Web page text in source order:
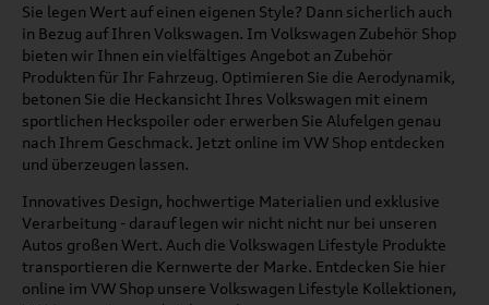
Sie legen Wert auf einen eigenen Style? Dann sicherlich auch
in Bezug auf Ihren Volkswagen. Im Volkswagen Zubehör Shop
bieten wir Ihnen ein vielfältiges Angebot an Zubehör
Produkten für Ihr Fahrzeug. Optimieren Sie die Aerodynamik,
betonen Sie die Heckansicht Ihres Volkswagen mit einem
sportlichen Heckspoiler oder erwerben Sie Alufelgen genau
nach Ihrem Geschmack. Jetzt online im VW Shop entdecken
und überzeugen lassen.
Innovatives Design, hochwertige Materialien und exklusive
Verarbeitung - darauf legen wir nicht nicht nur bei unseren
Autos großen Wert. Auch die Volkswagen Lifestyle Produkte
transportieren die Kernwerte der Marke. Entdecken Sie hier
online im VW Shop unsere Volkswagen Lifestyle Kollektionen,